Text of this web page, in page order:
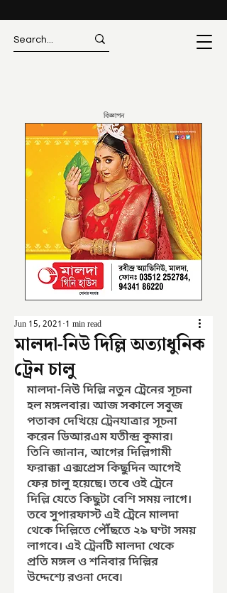
বিজ্ঞাপন
মালদা-নিউ দিল্লি অত্যাধুনিক
ট্রেন চালু
Jun 15, 2021 1 min read
মালদা-নিউ দিল্লি নতুন ট্রেনের সূচনা
হল মঙ্গলবার৷ আজ সকালে সবুজ
পতাকা দেখিয়ে ট্রেনযাত্রার সূচনা
করেন ডিআরএম যতীন্দ্র কুমার৷
তিনি জানান, আগের দিল্লিগামী
ফরাক্কা এক্সপ্রেস কিছুদিন আগেই
ফের চালু হয়েছে। তবে ওই ট্রেনে
দিল্লি যেতে কিছুটা বেশি সময় লাগে।
তবে সুপারফাস্ট এই ট্রেনে মালদা
থেকে দিল্লিতে পৌঁছতে ২৯ ঘণ্টা সময়
লাগবে। এই ট্রেনটি মালদা থেকে
প্রতি মঙ্গল ও শনিবার দিল্লির
উদ্দেশ্যে রওনা দেবে৷